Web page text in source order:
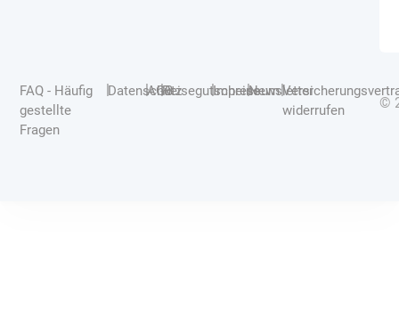
FAQ - Häufig
gestellte
Fragen
|Datenschutz
|AGB
|Reisegutscheine
|Impressum
|Newsletter
|
widerrufen
©